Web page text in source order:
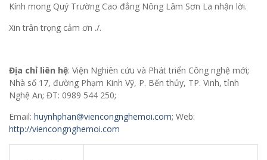
Kính mong Quý Trường Cao đẳng Nông Lâm Sơn La nhận lời.
Xin trân trọng cảm ơn ./.
Địa chỉ liên hệ: Viện Nghiên cứu và Phát triển Công nghệ mới;
Nhà số 17, đường Phạm Kinh Vỹ, P. Bến thủy, TP. Vinh, tỉnh
Nghệ An; ĐT: 0989 544 250;
Email: huynhphan@viencongnghemoi.com; Web:
http://viencongnghemoi.com